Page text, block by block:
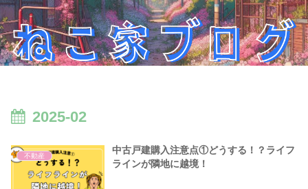
2025-02
不動産
中古戸建購入注意点①どうする！？ライフ
ラインが隣地に越境！